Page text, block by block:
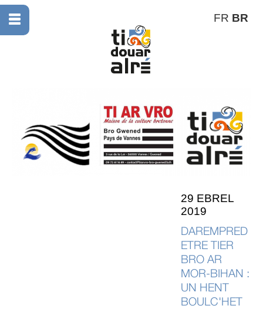
FR BR
29 EBREL
2019
DAREMPRED
ETRE TIER
BRO AR
MOR-BIHAN :
UN HENT
BOULC'HET